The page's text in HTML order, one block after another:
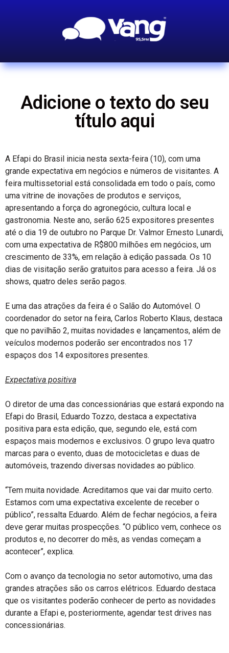
Adicione o texto do seu
título aqui
A Efapi do Brasil inicia nesta sexta-feira (10), com uma
grande expectativa em negócios e números de visitantes. A
feira multissetorial está consolidada em todo o país, como
uma vitrine de inovações de produtos e serviços,
apresentando a força do agronegócio, cultura local e
gastronomia. Neste ano, serão 625 expositores presentes
até o dia 19 de outubro no Parque Dr. Valmor Ernesto Lunardi,
com uma expectativa de R$800 milhões em negócios, um
crescimento de 33%, em relação à edição passada. Os 10
dias de visitação serão gratuitos para acesso a feira. Já os
shows, quatro deles serão pagos.
E uma das atrações da feira é o Salão do Automóvel. O
coordenador do setor na feira, Carlos Roberto Klaus, destaca
que no pavilhão 2, muitas novidades e lançamentos, além de
veículos modernos poderão ser encontrados nos 17
espaços dos 14 expositores presentes.
Expectativa positiva
O diretor de uma das concessionárias que estará expondo na
Efapi do Brasil, Eduardo Tozzo, destaca a expectativa
positiva para esta edição, que, segundo ele, está com
espaços mais modernos e exclusivos. O grupo leva quatro
marcas para o evento, duas de motocicletas e duas de
automóveis, trazendo diversas novidades ao público.
“Tem muita novidade. Acreditamos que vai dar muito certo.
Estamos com uma expectativa excelente de receber o
público”, ressalta Eduardo. Além de fechar negócios, a feira
deve gerar muitas prospecções. “O público vem, conhece os
produtos e, no decorrer do mês, as vendas começam a
acontecer”, explica.
Com o avanço da tecnologia no setor automotivo, uma das
grandes atrações são os carros elétricos. Eduardo destaca
que os visitantes poderão conhecer de perto as novidades
durante a Efapi e, posteriormente, agendar test drives nas
concessionárias.